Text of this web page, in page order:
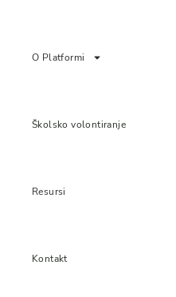
O Platformi
Školsko volontiranje
Resursi
Kontakt